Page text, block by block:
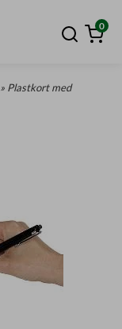
0
» Plastkort med